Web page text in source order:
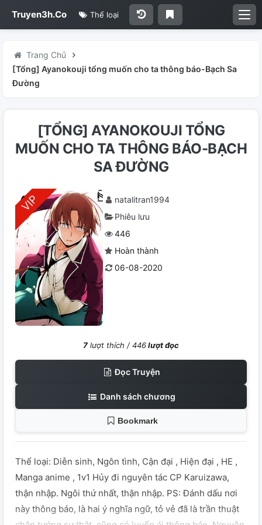
Truyen3h.Co Thể loại
Trang Chủ
[Tổng] Ayanokouji tổng muốn cho ta thông báo-Bạch Sa
Đường
[TỔNG] AYANOKOUJI TỔNG
MUỐN CHO TA THÔNG BÁO-BẠCH
SA ĐƯỜNG
natalitran1994
Phiêu lưu
446
Hoàn thành
06-08-2020
7 lượt thích /446lượt đọc
Đọc Truyện
Danh sách chương
Bookmark
Thể loại: Diễn sinh, Ngôn tình, Cận đại , Hiện đại , HE ,
Manga anime , 1v1 Hủy đi nguyên tác CP Karuizawa,
thận nhập. Ngôi thứ nhất, thận nhập. PS: Đánh dấu nơi
này thông báo, là hai ý nghĩa ngữ, tỏ vẻ đã là trần thuật